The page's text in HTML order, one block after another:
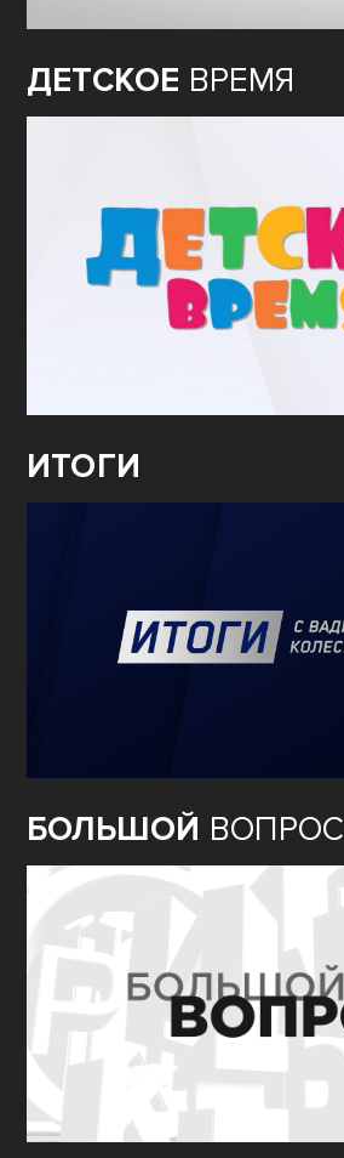
ДЕТСКОЕ ВРЕМЯ
ИТОГИ
БОЛЬШОЙ ВОПРОС